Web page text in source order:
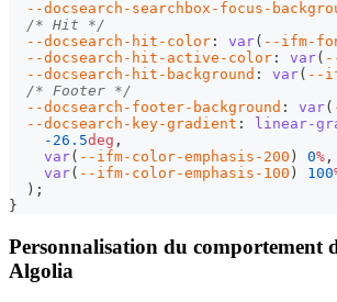
--docsearch-searchbox-focus-
/* Hit */
--docsearch-hit-color : var( --ifm-
--docsearch-hit-active-color : var(
--docsearch-hit-background : var( --
/* Footer */
--docsearch-footer-background : var(
--docsearch-key-gradient : linear-
-26.5deg ,
var( --ifm-color-emphasis-200 ) 0% ,
var( --ifm-color-emphasis-100 ) 100
) ;
}
Personnalisation du comportement
Algolia